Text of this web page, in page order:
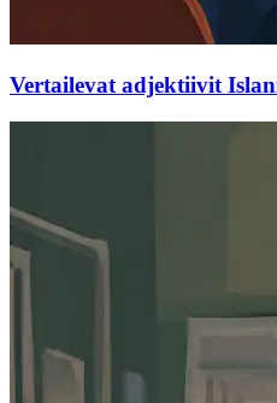
Vertailevat adjektiivit